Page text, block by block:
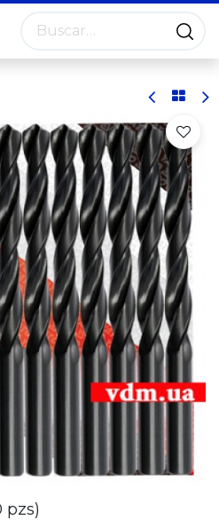
pzs)